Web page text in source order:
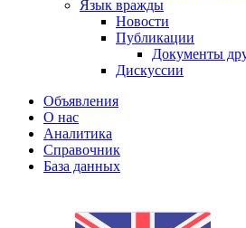
Язык вражды
Новости
Публикации
Документы
Дискуссии
Объявления
О нас
Аналитика
Справочник
База данных